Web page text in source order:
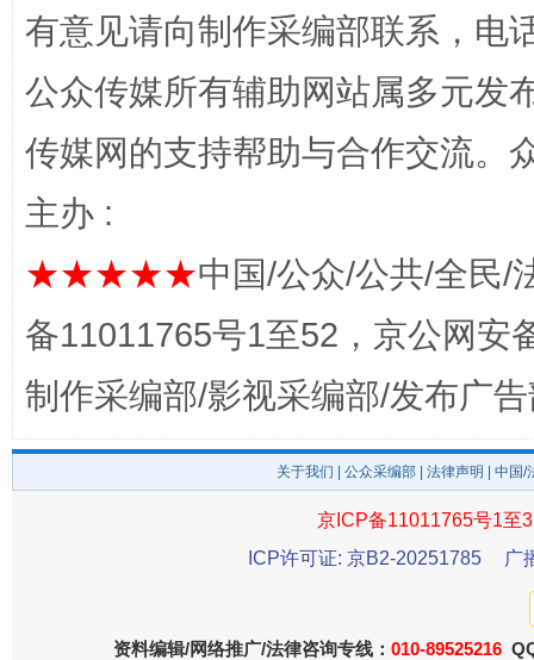
有意见请向制作采编部联系，电
公众传媒所有辅助网站属多元发
传媒网的支持帮助与合作交流。
主办 :
★★★★★中国/公众/公共/全民/
备11011765号1至52，京公网安
制作采编部/影视采编部/发布广
关于我们 公众采编部 法律声明 | 中国
京ICP备11011765号1至
ICP许可证: 京B2-20251785
广
资料编辑/网络推广/法律咨询专线： 010-89525216